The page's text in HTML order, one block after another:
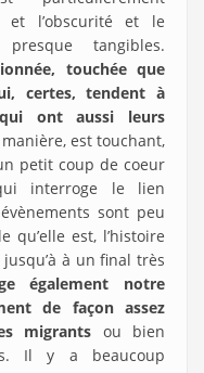
et l’obscurité et le
tangibles.
touchée que
certes, tendent à
ont aussi leurs
manière, est touchant,
petit coup de coeur
interroge le lien
sont peu
est, l’histoire
à un final très
également notre
de façon assez
migrants ou bien
Il y a beaucoup